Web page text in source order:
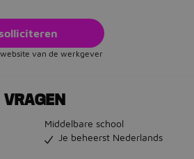
van de werkgever
Middelbare school
Je beheerst Nederlands